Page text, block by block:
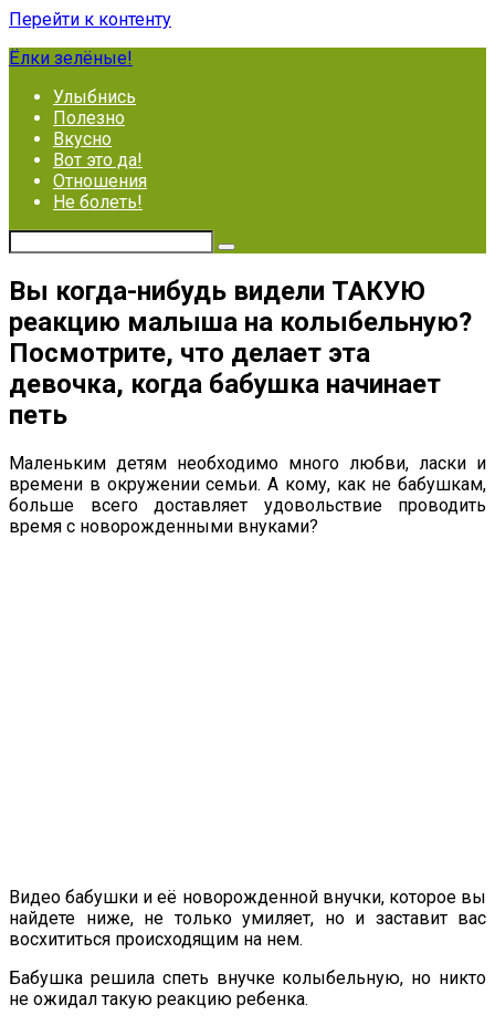
Перейти к контенту
Ёлки зелёные!
Улыбнись
Полезно
Вкусно
Вот это да!
Отношения
Не болеть!
Вы когда-нибудь видели ТАКУЮ
реакцию малыша на колыбельную?
Посмотрите, что делает эта
девочка, когда бабушка начинает
петь
Маленьким детям необходимо много любви, ласки и
времени в окружении семьи. А кому, как не бабушкам,
больше всего доставляет удовольствие проводить
время с новорожденными внуками?
Видео бабушки и её новорожденной внучки, которое вы
найдете ниже, не только умиляет, но и заставит вас
восхититься происходящим на нем.
Бабушка решила спеть внучке колыбельную, но никто
не ожидал такую реакцию ребенка.